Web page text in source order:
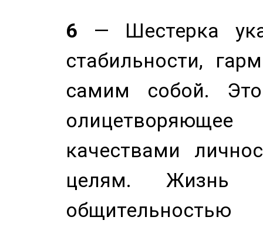
6 — Шестерка
стабильности,
самим собой.
качествами
целям. Жизнь